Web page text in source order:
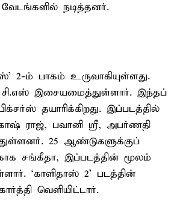
நடித்தனர்.
2-ம் பாகம் உருவாகியுள்ளது.
சி.எஸ் இசையமைத்துள்ளார். இந்தப்
தயாரிக்கிறது. இப்படத்தில்
ராஜ், பவானி ஸ்ரீ, அபர்ணதி
25 ஆண்டுகளுக்குப்
சங்கீதா, இப்படத்தின் மூலம்
‘காளிதாஸ் 2’ படத்தின்
வெளியிட்டார்.